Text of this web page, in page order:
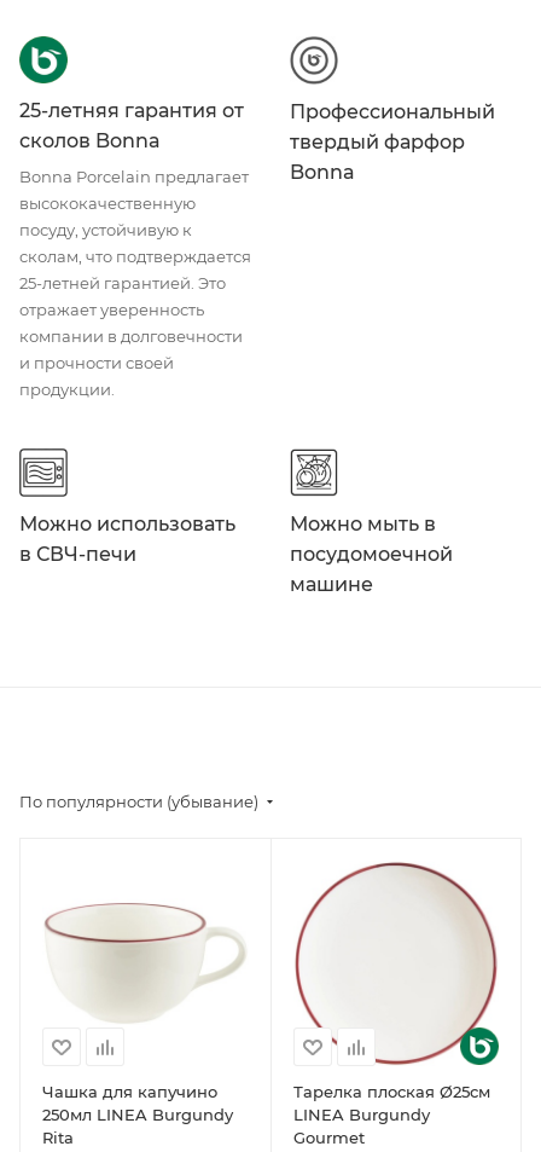
25-летняя гарантия от
сколов Bonna
Bonna Porcelain предлагает
высококачественную
посуду, устойчивую к
сколам, что подтверждается
25-летней гарантией. Это
отражает уверенность
компании в долговечности
и прочности своей
продукции.
Профессиональный
твердый фарфор
Bonna
Можно использовать
в СВЧ-печи
Можно мыть в
посудомоечной
машине
По популярности (убывание)
Чашка для капучино
250мл LINEA Burgundy
Rita
Тарелка плоская Ø25см
LINEA Burgundy
Gourmet